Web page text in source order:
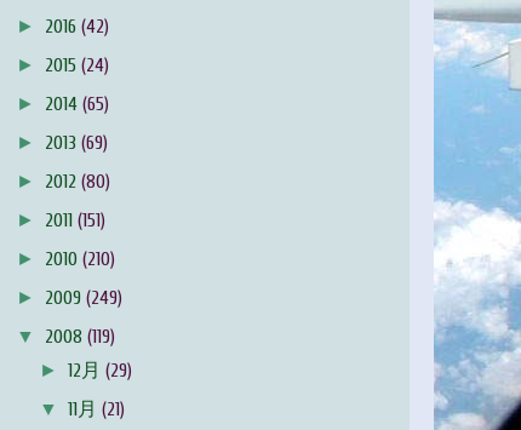
► 2016 (42)
► 2015 (24)
► 2014 (65)
► 2013 (69)
► 2012 (80)
► 2011 (151)
► 2010 (210)
► 2009 (249)
▼ 2008 (119)
►12月(29)
▼11月(21)